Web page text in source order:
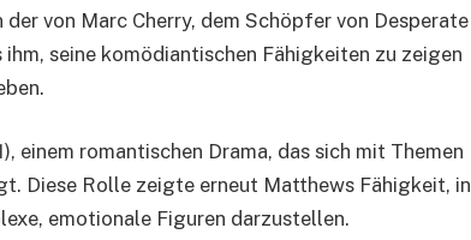
von Marc Cherry, dem Schöpfer von Desperate
seine komödiantischen Fähigkeiten zu zeigen
einem romantischen Drama, das sich mit Themen
Diese Rolle zeigte erneut Matthews Fähigkeit, in
emotionale Figuren darzustellen.